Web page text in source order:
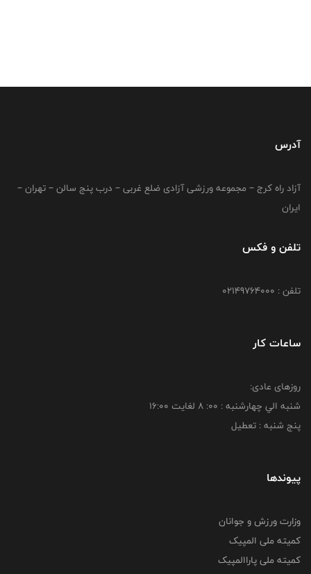
آدرس
آزاد راه کرج – مجموعه ورزشی آزادی ضلع غربی – درب پنج سالن – تهران –
ایران
تلفن و فکس
تلفن : 02149764000
ساعات کار
روزهای عادی:
شنبه الي چهارشنبه : 00: 8 لغايت 16:00
پنج شنبه : تعطیل
پیوندها
وزارت ورزش و جوانان
کمیته ملی المپیک
کمیته ملی پاراالمپیک